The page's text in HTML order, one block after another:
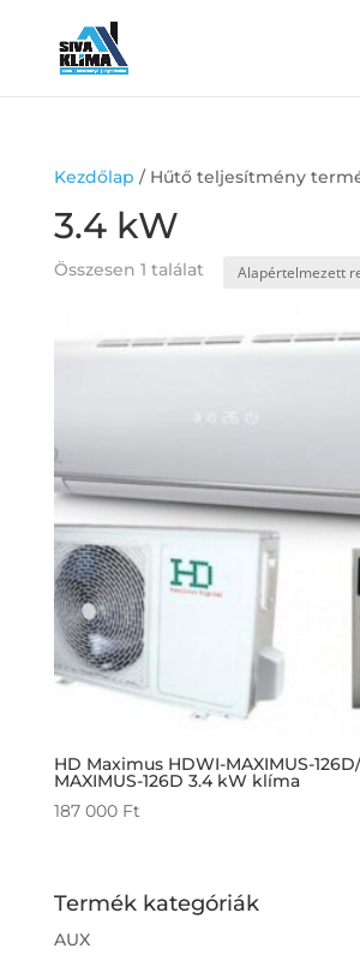
Kezdőlap / Hűtő teljesítmény
3.4 kW
Összesen 1 találat
HD Maximus HDWI-MAXIMUS-
MAXIMUS-126D 3.4 kW klíma
187 000 Ft
Termék kategóriák
AUX